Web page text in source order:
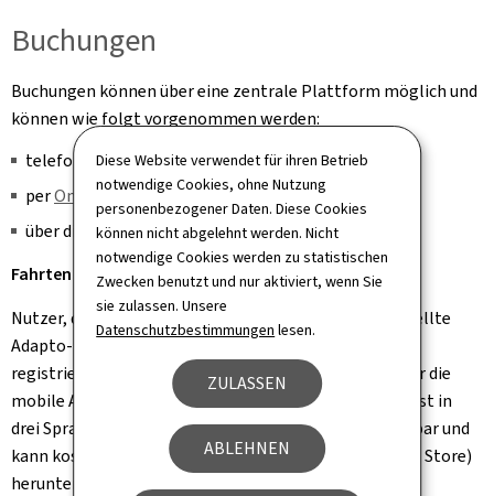
Diese Website verwendet für ihren Betrieb
notwendige Cookies, ohne Nutzung
personenbezogener Daten. Diese Cookies
können nicht abgelehnt werden. Nicht
notwendige Cookies werden zu statistischen
Zwecken benutzt und nur aktiviert, wenn Sie
sie zulassen. Unsere
Datenschutzbestimmungen lesen.
ZULASSEN
ABLEHNEN
Buchungen
Buchungen können über eine zentrale Plattform möglich und
können wie folgt vorgenommen werden:
telefonisch über das Call Center (2465 2465)
perOnline-Buchung
über die Adapto.lu App
Fahrten mit dem Smartphone buchen
Nutzer, die eine neue, im Rahmen der Reform ausgestellte
Adapto-Karte besitzen und auf der neuen Plattform
registriert sind, können ihre Fahrten eigenständig über die
mobile Anwendung buchen und stornieren. Diese App ist in
drei Sprachen (Französisch, Deutsch, Englisch) verfügbar und
kann kostenlos für Android (Google Play) und iOS (App Store)
heruntergeladen werden.